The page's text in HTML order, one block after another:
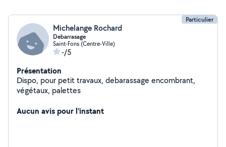
Particulier
Michelange Rochard
Debarrasage
Saint-Fons (Centre-Ville)
-/5
Présentation
Dispo, pour petit travaux, debarassage encombrant,
végétaux, palettes
Aucun avis pour l'instant